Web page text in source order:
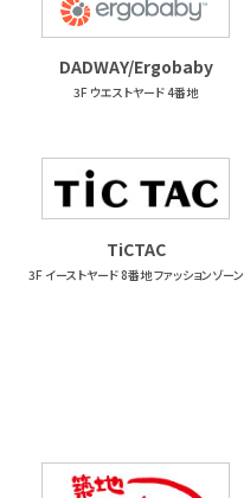
DADWAY/Ergobaby
3F ウエストヤード 4番地
TiCTAC
3F イーストヤード 8番地 ファッションゾーン